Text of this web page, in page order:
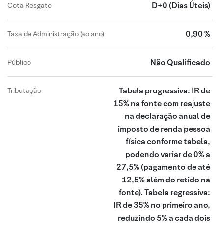
Cota Resgate D+0 (Dias Úteis)
Taxa de Administração (ao ano) 0,90 %
Público Não Qualificado
Tributação
Tabela progressiva: IR de
15% na fonte com reajuste
na declaração anual de
imposto de renda pessoa
física conforme tabela,
podendo variar de 0% a
27,5% (pagamento de até
12,5% além do retido na
fonte). Tabela regressiva:
IR de 35% no primeiro ano,
reduzindo 5% a cada dois